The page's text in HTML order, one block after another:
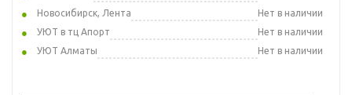
Новосибирск, Лента
Нет в наличии
УЮТ в тц Апорт
Нет в наличии
УЮТ Алматы
Нет в наличии